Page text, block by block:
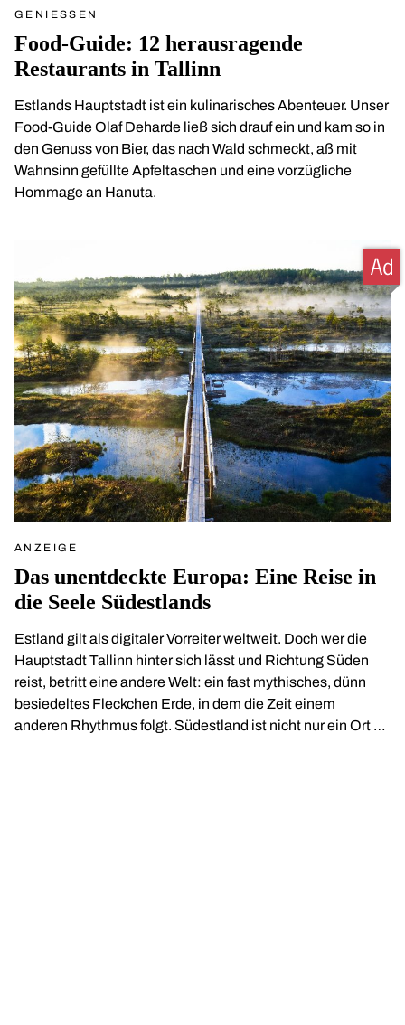
GENIESSEN
Food-Guide: 12 herausragende
Restaurants in Tallinn
Estlands Hauptstadt ist ein kulinarisches Abenteuer. Unser
Food-Guide Olaf Deharde ließ sich drauf ein und kam so in
den Genuss von Bier, das nach Wald schmeckt, aß mit
Wahnsinn gefüllte Apfeltaschen und eine vorzügliche
Hommage an Hanuta.
ANZEIGE
Das unentdeckte Europa: Eine Reise in
die Seele Südestlands
Estland gilt als digitaler Vorreiter weltweit. Doch wer die
Hauptstadt Tallinn hinter sich lässt und Richtung Süden
reist, betritt eine andere Welt: ein fast mythisches, dünn
besiedeltes Fleckchen Erde, in dem die Zeit einem
anderen Rhythmus folgt. Südestland ist nicht nur ein Ort –